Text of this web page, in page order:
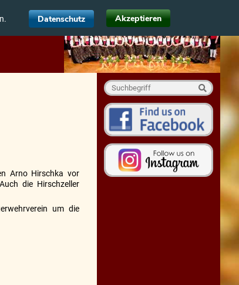
Arno Hirschka vor
die Hirschzeller
um die
Datenschutz Akzeptieren